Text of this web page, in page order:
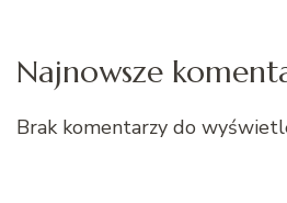
Najnowsze
Brak komentarzy do